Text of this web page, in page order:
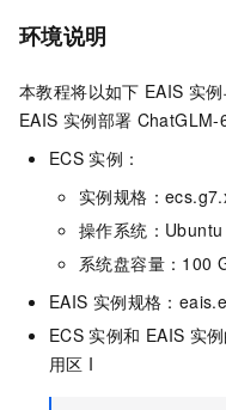
环境说明
本教程将以如下 EAIS 实
EAIS 实例部署 ChatGLM-
ECS 实例：
实例规格：
操作系统：
系统盘容量：100
EAIS 实例规格：
ECS 实例和 EAIS 实
用区 I